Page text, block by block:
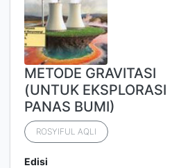
METODE GRAVITASI
(UNTUK EKSPLORASI
PANAS BUMI)
ROSYIFUL AQLI
Edisi